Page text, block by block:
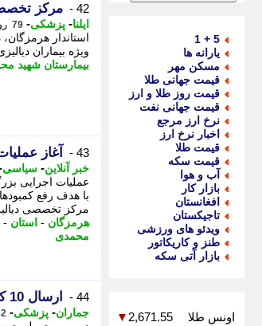
5 + 1
یارانه ها
مسکن مهر
قیمت جهانی طلا
قیمت روز طلا و ارز
قیمت جهانی نفت
نرخ ارز مرجع
اخبار نرخ ارز
قیمت طلا
قیمت سکه
آب و هوا
بازار کار
افغانستان
تاجیکستان
ویدئو های ورزشی
طنز و کاریکاتور
بازار آتی سکه
اونس طلا 2,671.55
▼
42 - مرکز
ایلنا- پزشکی- 79 روز پیش - جمعه 1 خرداد 1405، 15:17
استاندار
ویژه بیماران
بیمارستان شهید
43 - آغاز
خبر آنلاین- سیاسی
با هدف رفع
مرکز تخصصی
هرمزگان - استان -
محمدی
44 - ارسال 10 کامیون کمک بشردوستانه از کربلا به ایران
جماران- پزشکی- 82 روز پیش - سه